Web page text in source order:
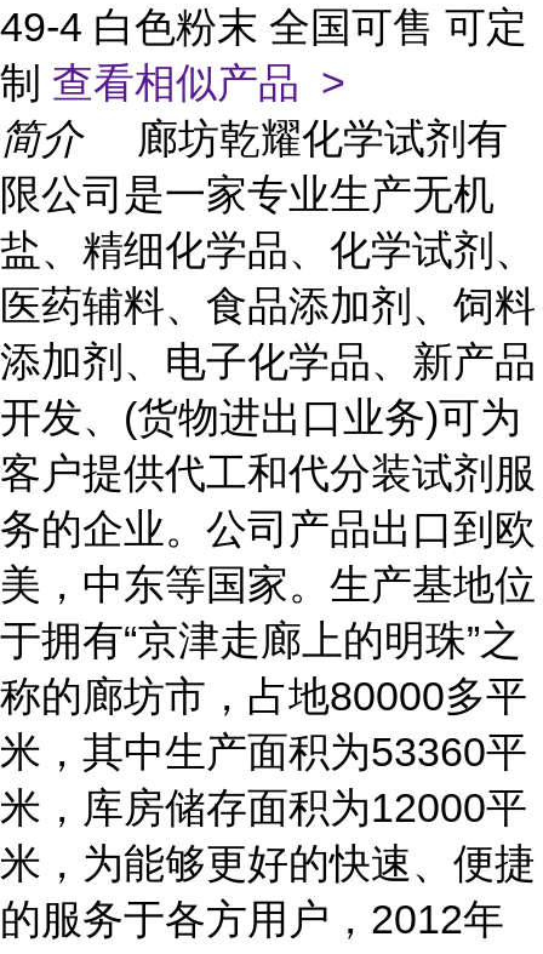
49-4 白色粉末 全国可售 可定
制 查看相似产品 >
简介
廊坊乾耀化学试剂有
限公司是一家专业生产无机
盐、精细化学品、化学试剂、
医药辅料、食品添加剂、饲料
添加剂、电子化学品、新产品
开发、(货物进出口业务)可为
客户提供代工和代分装试剂服
务的企业。公司产品出口到欧
美，中东等国家。生产基地位
于拥有“京津走廊上的明珠”之
称的廊坊市，占地80000多平
米，其中生产面积为53360平
米，库房储存面积为12000平
米，为能够更好的快速、便捷
的服务于各方用户，2012年